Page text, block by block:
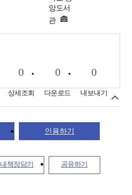
앙도서
관
0
상세조회
0
다운로드
0
내보내기
인용하기
내책장담기 공유하기